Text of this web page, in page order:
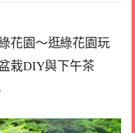
花園～逛綠花園玩
栽DIY與下午茶